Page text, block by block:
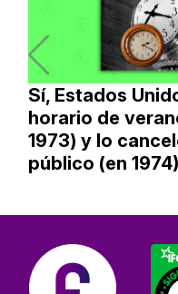
Sí, Estados
horario de
1973) y lo
público (en 1974)